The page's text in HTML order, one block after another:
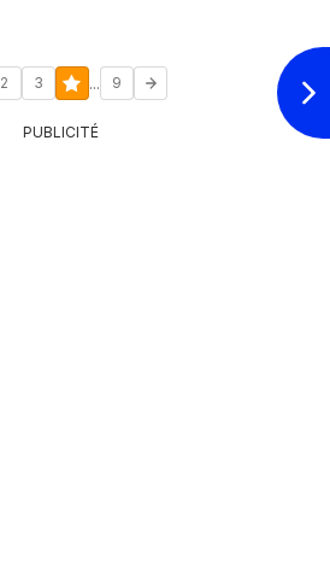
2 3 ... 9
PUBLICITÉ